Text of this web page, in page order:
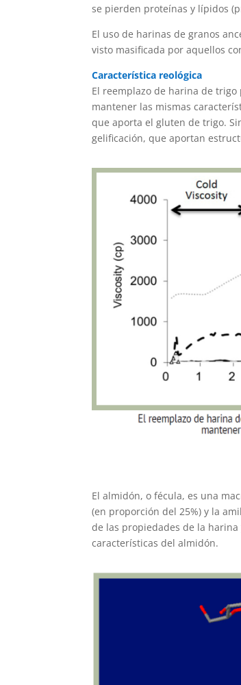
se pierden proteínas y lípidos
El uso de harinas de granos
visto masificada por aquellos
Característica reológica
El reemplazo de harina de
mantener las mismas
que aporta el gluten de trigo.
gelificación, que aportan
El almidón, o fécula, es una
(en proporción del 25%) y la
de las propiedades de la
características del almidón.